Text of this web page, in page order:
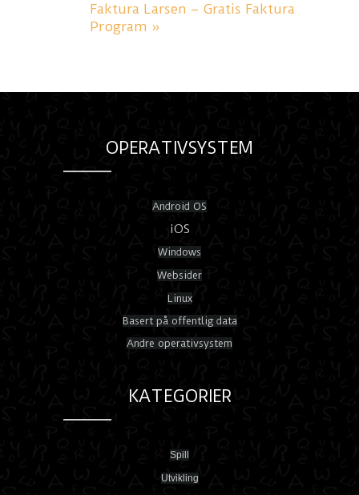
Faktura Larsen – Gratis Faktura
Program »
OPERATIVSYSTEM
Android OS
iOS
Windows
Websider
Linux
Basert på offentlig data
Andre operativsystem
KATEGORIER
Spill
Utvikling